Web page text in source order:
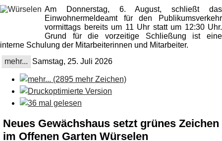
Am Donnerstag, 6. August, schließt das
Einwohnermeldeamt für den Publikumsverkehr
vormittags bereits um 11 Uhr statt um 12:30 Uhr.
Grund für die vorzeitige Schließung ist eine
interne Schulung der Mitarbeiterinnen und Mitarbeiter.
mehr...
Samstag, 25. Juli 2026
Neues Gewächshaus setzt grünes Zeichen
im Offenen Garten Würselen